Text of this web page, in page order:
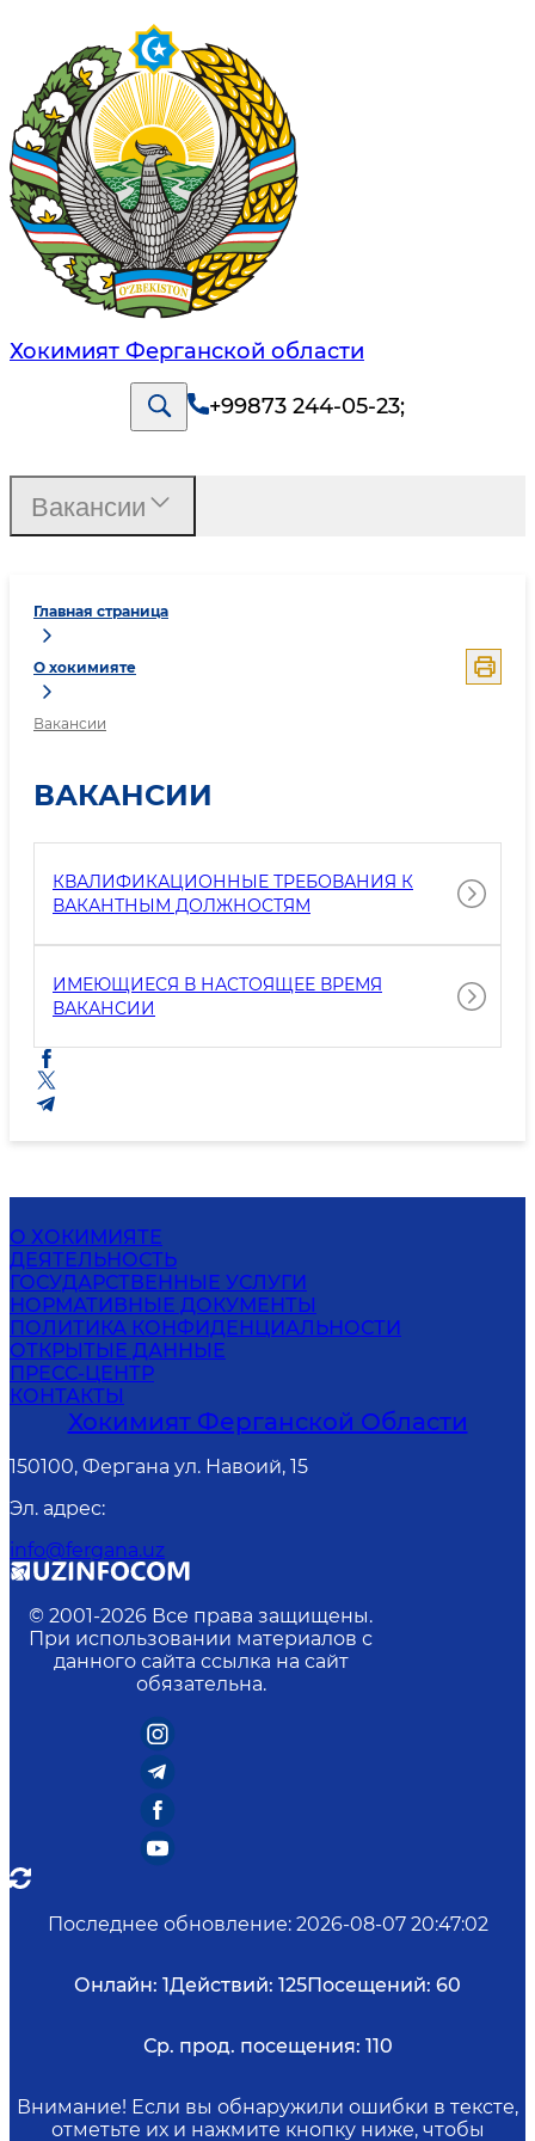
Хокимият Ферганской области
+99873 244-05-23;
Главная страница
О хокимияте
Вакансии
ВАКАНСИИ
КВАЛИФИКАЦИОННЫЕ ТРЕБОВАНИЯ К
ВАКАНТНЫМ ДОЛЖНОСТЯМ
ИМЕЮЩИЕСЯ В НАСТОЯЩЕЕ ВРЕМЯ
ВАКАНСИИ
Вакансии
О ХОКИМИЯТЕ
ДЕЯТЕЛЬНОСТЬ
ГОСУДАРСТВЕННЫЕ УСЛУГИ
НОРМАТИВНЫЕ ДОКУМЕНТЫ
ПОЛИТИКА КОНФИДЕНЦИАЛЬНОСТИ
ОТКРЫТЫЕ ДАННЫЕ
ПРЕСС-ЦЕНТР
КОНТАКТЫ
Хокимият Ферганской Области
150100, Фергана ул. Навоий, 15
Эл. адрес:
info@fergana.uz
© 2001-2026 Все права защищены.
При использовании материалов с
данного сайта ссылка на сайт
обязательна.
Последнее обновление: 2026-08-07 20:47:02
Онлайн: 1Действий: 125Посещений: 60
Ср. прод. посещения: 110
Внимание! Если вы обнаружили ошибки в тексте,
отметьте их и нажмите кнопку ниже, чтобы